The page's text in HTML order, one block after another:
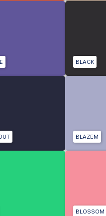
BLACK
BLAZEM
BLOSSOM